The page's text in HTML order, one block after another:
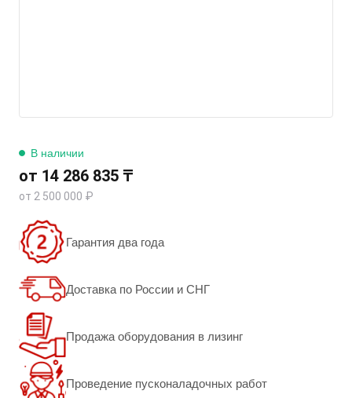
В наличии
от 14 286 835 ₸
от 2 500 000 ₽
Гарантия два года
Доставка по России и СНГ
Продажа оборудования в лизинг
Проведение пусконаладочных работ